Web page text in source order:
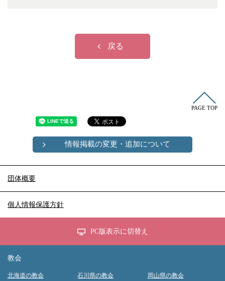
戻る
PAGE TOP
情報掲載の変更・追加について
団体概要
個人情報保護方針
PC版表示に切替え
教会
北海道の教会 石川県の教会 岡山県の教会